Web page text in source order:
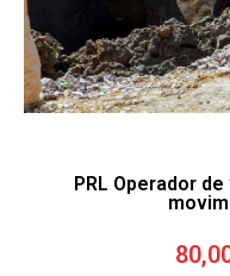
PRL Operador